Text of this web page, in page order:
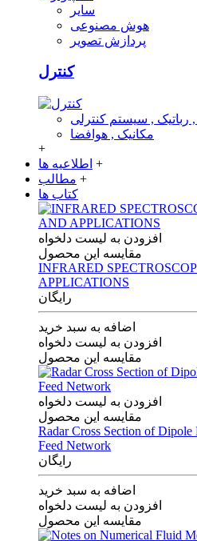
سایر
هوش مصنوعی
پردازش تصویر
کنترل
رباتیک , سیستم کنترلی
مکانیک , هوافضا
+
اطلاعیه ها +
مطالب +
کتاب ها
افزودن به لیست دلخواه
مقایسه این محصول
INFRARED
APPLICATIONS
رایگان
اضافه به سبد خرید
افزودن به لیست دلخواه
مقایسه این محصول
افزودن به لیست دلخواه
مقایسه این محصول
Radar Cross Section of Dipole
Feed Network
رایگان
اضافه به سبد خرید
افزودن به لیست دلخواه
مقایسه این محصول